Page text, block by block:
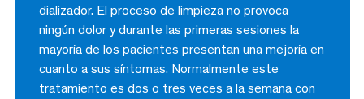
dializador. El proceso de limpieza no provoca
ningún dolor y durante las primeras sesiones la
mayoría de los pacientes presentan una mejoría en
cuanto a sus síntomas. Normalmente este
tratamiento es dos o tres veces a la semana con